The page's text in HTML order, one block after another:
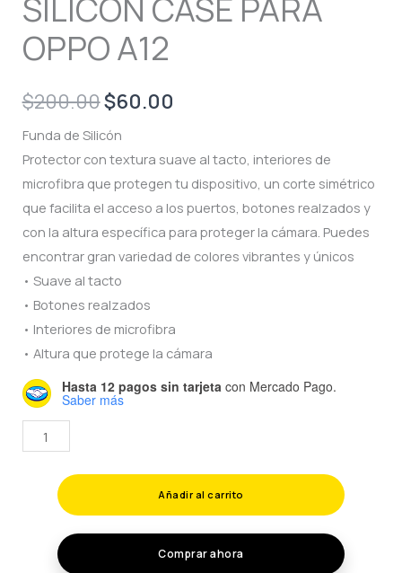
OPPO A12
$200.00Original
price
was:
$200.00.
$60.00
is:
$60.00.
Funda de Silicón
Protector con textura suave al tacto, interiores de
microfibra que protegen tu dispositivo, un corte simétrico
que facilita el acceso a los puertos, botones realzados y
con la altura específica para proteger la cámara. Puedes
encontrar gran variedad de colores vibrantes y únicos
• Suave al tacto
• Botones realzados
• Interiores de microfibra
• Altura que protege la cámara
Hasta 12 pagos sin tarjeta con Mercado Pago.
Saber más
SILICON
CASE
cantidad
Añadir al carrito
Comprar ahora